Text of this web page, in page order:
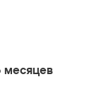
месяцев